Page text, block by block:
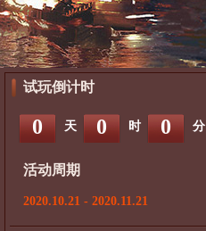
试玩倒计时
0 天 0 时 0 分
活动周期
2020.10.21 - 2020.11.21